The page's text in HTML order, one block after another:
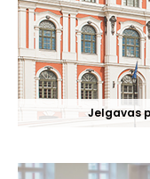
Jelgavas